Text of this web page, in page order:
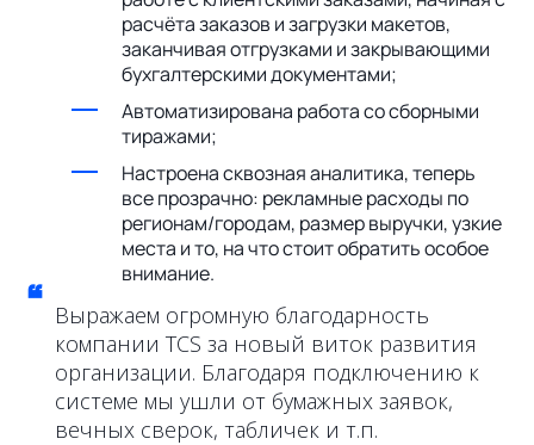
расчёта заказов и загрузки макетов,
заканчивая отгрузками и закрывающими
бухгалтерскими документами;
Автоматизирована работа со сборными
тиражами;
Настроена сквозная аналитика, теперь
все прозрачно: рекламные расходы по
регионам/городам, размер выручки, узкие
места и то, на что стоит обратить особое
внимание.
“ Выражаем огромную благодарность
компании TCS за новый виток развития
организации. Благодаря подключению к
системе мы ушли от бумажных заявок,
вечных сверок, табличек и т.п.